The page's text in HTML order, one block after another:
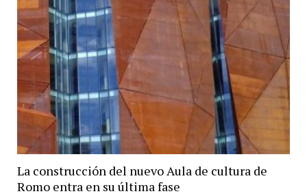
La construcción del nuevo Aula de cultura de
Romo entra en su última fase